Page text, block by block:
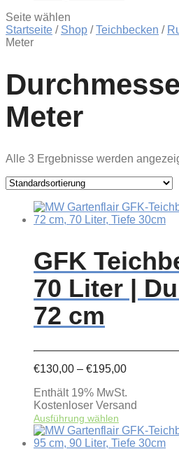
Seite wählen
Startseite / Shop /Teichbecken /
Meter
Meter
Alle 3 Ergebnisse werden
GFK
70 Liter |
72 cm
€130,00 – €195,00
bis
€195,00
Enthält 19% MwSt.
Kostenloser Versand
Ausführung wählen
Produkt
weist